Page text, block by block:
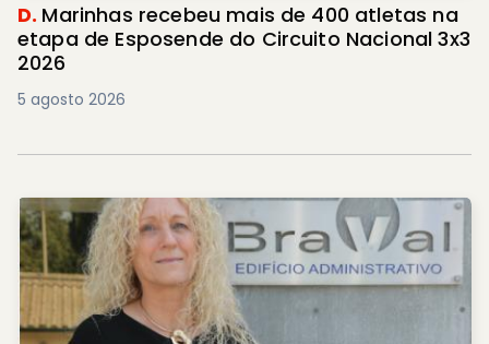
D. Marinhas recebeu mais de 400 atletas na
etapa de Esposende do Circuito Nacional 3x3
2026
5 agosto 2026